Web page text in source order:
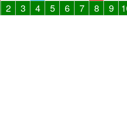
2 3 4 5 6 7 8 9